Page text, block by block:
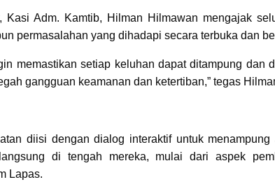
Kasi Adm. Kamtib, Hilman Hilmawan mengajak
permasalahan yang dihadapi secara terbuka dan
memastikan setiap keluhan dapat ditampung dan
gangguan keamanan dan ketertiban,” tegas
diisi dengan dialog interaktif untuk
di tengah mereka, mulai dari aspek
Lapas.